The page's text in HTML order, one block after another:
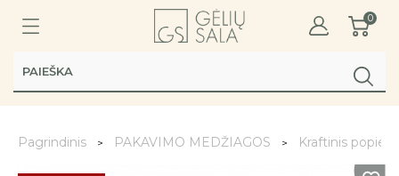
0
Pagrindinis PAKAVIMO MEDŽIAGOS Kraftinis